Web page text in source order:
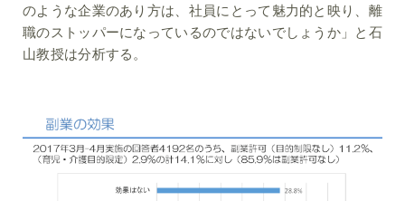
のような企業のあり方は、社員にとって魅力的と映り、離
職のストッパーになっているのではないでしょうか」と石
山教授は分析する。